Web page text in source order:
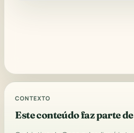
CONTEXTO
Este conteúdo faz parte